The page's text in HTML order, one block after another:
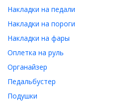
Накладки на педали
Накладки на пороги
Накладки на фары
Оплетка на руль
Органайзер
Педальбустер
Подушки